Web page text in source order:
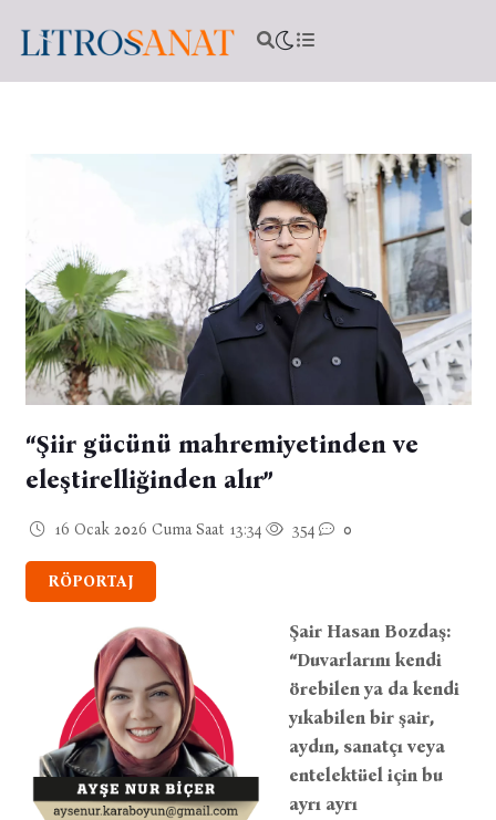
“Şiir gücünü mahremiyetinden ve
eleştirelliğinden alır”
16 Ocak 2026 Cuma Saat 13:34 354 0
RÖPORTAJ
Şair Hasan Bozdaş:
“Duvarlarını kendi
örebilen ya da kendi
yıkabilen bir şair,
aydın, sanatçı veya
entelektüel için bu
ayrı ayrı